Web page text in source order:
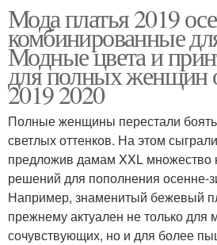
Платье в горошек
Мода платья 2019
комбинированные
Модные цвета и
для полных женщин
2019 2020
Полные женщины перестали
светлых оттенков. На этом
предложив дамам XXL
решений для пополнения осенне-
Например, знаменитый бежевый
прежнему актуален не только для
сочувствующих, но и для более